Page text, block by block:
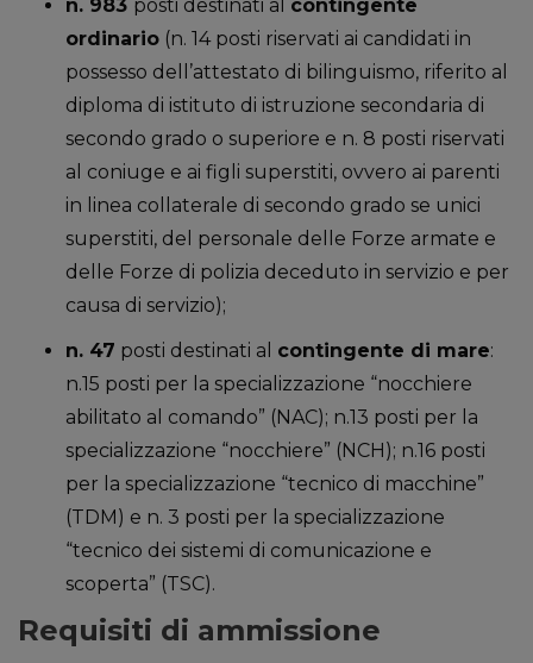
n. 983 posti destinati al contingente
ordinario (n. 14 posti riservati ai candidati in
possesso dell’attestato di bilinguismo, riferito al
diploma di istituto di istruzione secondaria di
secondo grado o superiore e n. 8 posti riservati
al coniuge e ai figli superstiti, ovvero ai parenti
in linea collaterale di secondo grado se unici
superstiti, del personale delle Forze armate e
delle Forze di polizia deceduto in servizio e per
causa di servizio);
n. 47 posti destinati al contingente di mare:
n.15 posti per la specializzazione “nocchiere
abilitato al comando” (NAC); n.13 posti per la
specializzazione “nocchiere” (NCH); n.16 posti
per la specializzazione “tecnico di macchine”
(TDM) e n. 3 posti per la specializzazione
“tecnico dei sistemi di comunicazione e
scoperta” (TSC).
Requisiti di ammissione